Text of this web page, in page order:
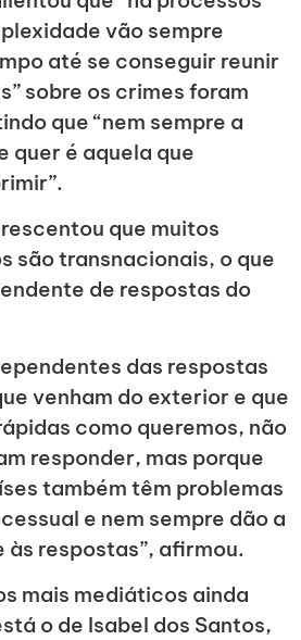
vão sempre
até se conseguir reunir
sobre os crimes foram
que “nem sempre a
quer é aquela que
que muitos
são transnacionais, o que
de respostas do
das respostas
venham do exterior e que
como queremos, não
responder, mas porque
também têm problemas
e nem sempre dão a
respostas”, afirmou.
mais mediáticos ainda
o de Isabel dos Santos,